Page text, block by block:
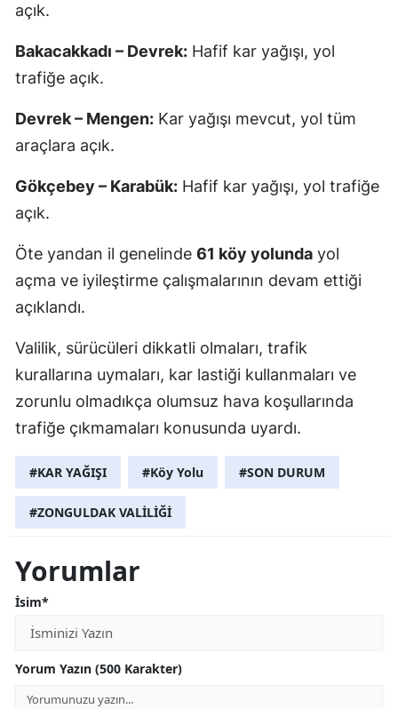
açık.
Bakacakkadı – Devrek: Hafif kar yağışı, yol
trafiğe açık.
Devrek – Mengen: Kar yağışı mevcut, yol tüm
araçlara açık.
Gökçebey – Karabük: Hafif kar yağışı, yol trafiğe
açık.
Öte yandan il genelinde 61 köy yolunda yol
açma ve iyileştirme çalışmalarının devam ettiği
açıklandı.
Valilik, sürücüleri dikkatli olmaları, trafik
kurallarına uymaları, kar lastiği kullanmaları ve
zorunlu olmadıkça olumsuz hava koşullarında
trafiğe çıkmamaları konusunda uyardı.
#KAR YAĞIŞI #Köy Yolu #SON DURUM
#ZONGULDAK VALİLİĞİ
Yorumlar
İsim*
Yorum Yazın (500 Karakter)